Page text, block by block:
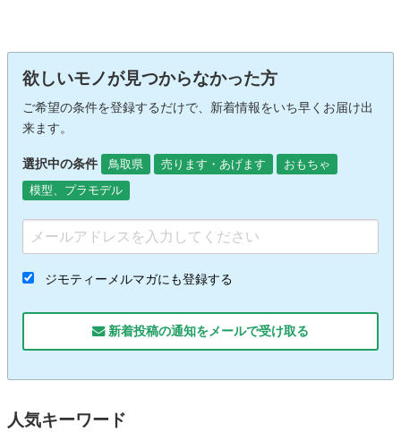
欲しいモノが見つからなかった方
ご希望の条件を登録するだけで、新着情報をいち早くお届け出
来ます。
選択中の条件 鳥取県 売ります・あげます
おもちゃ
模型、プラモデル
ジモティーメルマガにも登録する
新着投稿の通知をメールで受け取る
人気キーワード